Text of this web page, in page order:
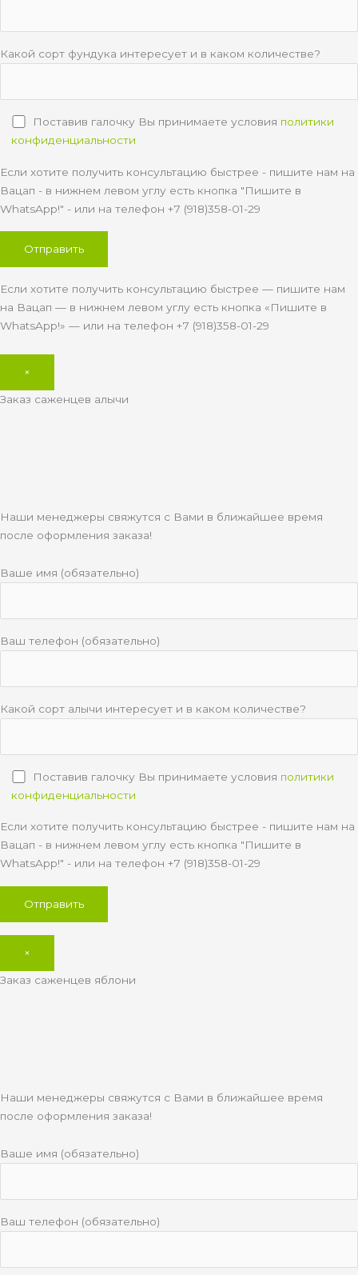
Какой сорт фундука интересует и в каком количестве?
Поставив галочку Вы принимаете условия политики
конфиденциальности
Если хотите получить консультацию быстрее - пишите нам на
Вацап - в нижнем левом углу есть кнопка "Пишите в
WhatsApp!" - или на телефон +7 (918)358-01-29
Если хотите получить консультацию быстрее — пишите нам
на Вацап — в нижнем левом углу есть кнопка «Пишите в
WhatsApp!» — или на телефон +7 (918)358-01-29
×
Заказ саженцев алычи
Наши менеджеры свяжутся с Вами в ближайшее время
после оформления заказа!
Ваше имя (обязательно)
Ваш телефон (обязательно)
Какой сорт алычи интересует и в каком количестве?
Поставив галочку Вы принимаете условия политики
конфиденциальности
Если хотите получить консультацию быстрее - пишите нам на
Вацап - в нижнем левом углу есть кнопка "Пишите в
WhatsApp!" - или на телефон +7 (918)358-01-29
×
Заказ саженцев яблони
Наши менеджеры свяжутся с Вами в ближайшее время
после оформления заказа!
Ваше имя (обязательно)
Ваш телефон (обязательно)